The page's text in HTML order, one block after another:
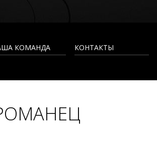
КОМАНДА КОНТАКТЫ